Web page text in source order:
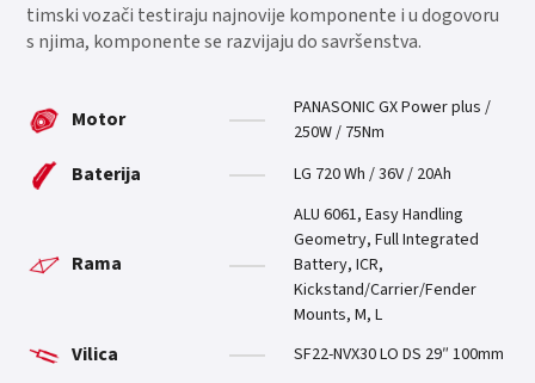
timski vozači testiraju najnovije komponente i u dogovoru
s njima, komponente se razvijaju do savršenstva.
Motor
PANASONIC GX Power plus /
250W / 75Nm
Baterija LG 720 Wh / 36V / 20Ah
Rama
ALU 6061, Easy Handling
Geometry, Full Integrated
Battery, ICR,
Kickstand/Carrier/Fender
Mounts, M, L
Vilica SF22-NVX30 LO DS 29″ 100mm